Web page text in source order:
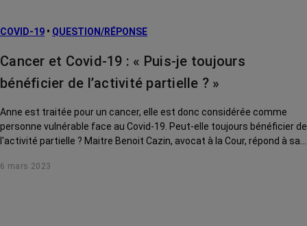
Traitements
La vie autour
COVID-19 • QUESTION/RÉPONSE
Cancer et Covid-19 : « Puis-je toujours
bénéficier de l’activité partielle ? »
Anne est traitée pour un cancer, elle est donc considérée comme
personne vulnérable face au Covid-19. Peut-elle toujours bénéficier de
l'activité partielle ? Maitre Benoit Cazin, avocat à la Cour, répond à sa
6 mars 2023